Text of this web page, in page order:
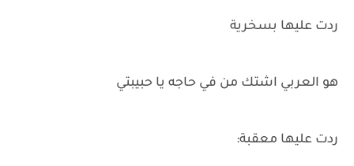
ردت عليها بسخرية
هو العربي اشتك من في حاجه يا حبيبتي
ردت عليها معقبة: